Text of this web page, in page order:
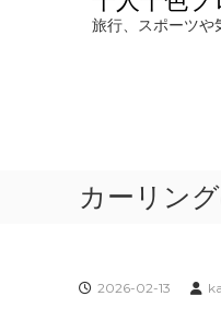
旅行、スポーツ
カーリン
2026-02-13